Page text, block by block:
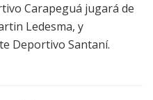
Carapeguá jugará de
Ledesma, y
Deportivo Santaní.